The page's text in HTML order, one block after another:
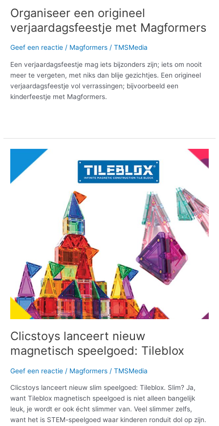
Organiseer een origineel
verjaardagsfeestje met Magformers
Geef een reactie / Magformers /TMSMedia
Een verjaardagsfeestje mag iets bijzonders zijn; iets om nooit
meer te vergeten, met niks dan blije gezichtjes. Een origineel
verjaardagsfeestje vol verrassingen; bijvoorbeeld een
kinderfeestje met Magformers.
Clicstoys lanceert nieuw
magnetisch speelgoed: Tileblox
Geef een reactie / Magformers /TMSMedia
Clicstoys lanceert nieuw slim speelgoed: Tileblox. Slim? Ja,
want Tileblox magnetisch speelgoed is niet alleen bangelijk
leuk, je wordt er ook écht slimmer van. Veel slimmer zelfs,
want het is STEM-speelgoed waar kinderen ronduit dol op zijn.
lanceert
nieuw
magnetisch